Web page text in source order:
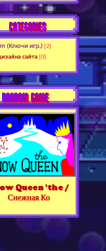
CATEGORIES
(Ключи игр.) [2]
сайта [0]
RANDOM GAME
Queen 'the /
Снежная Ко